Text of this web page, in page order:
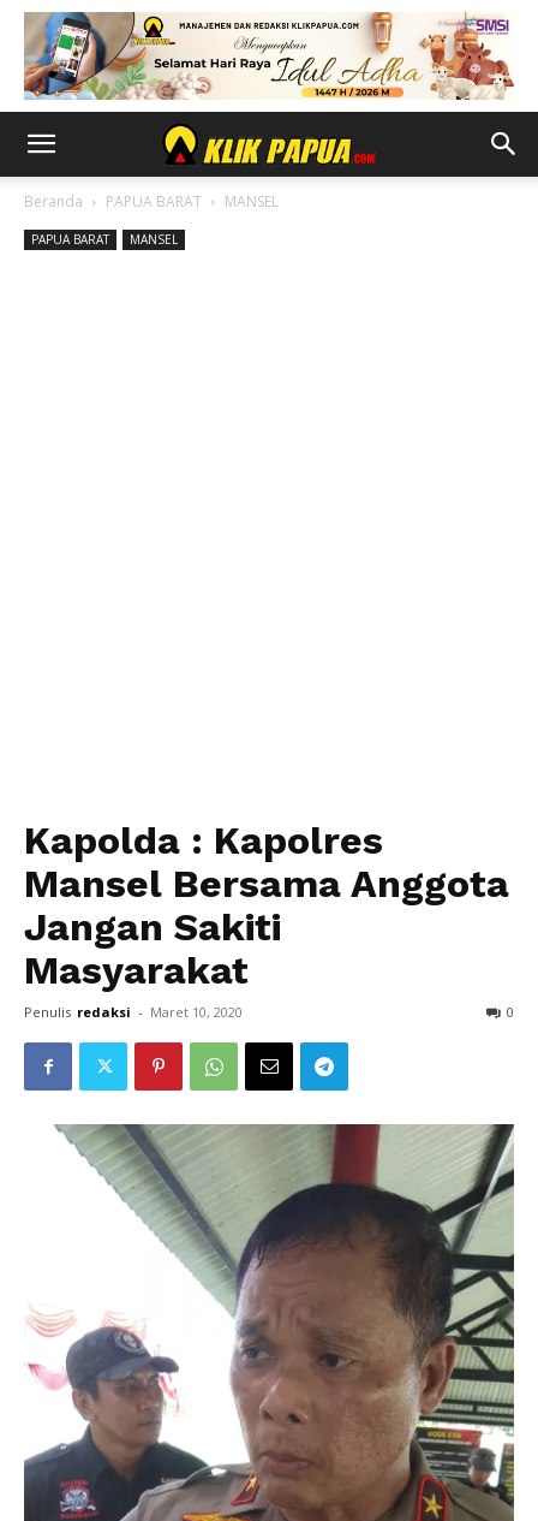
Beranda PAPUA BARAT MANSEL
PAPUA BARAT MANSEL
Kapolda : Kapolres
Mansel Bersama Anggota
Jangan Sakiti
Masyarakat
Penulis redaksi - Maret 10, 2020 0